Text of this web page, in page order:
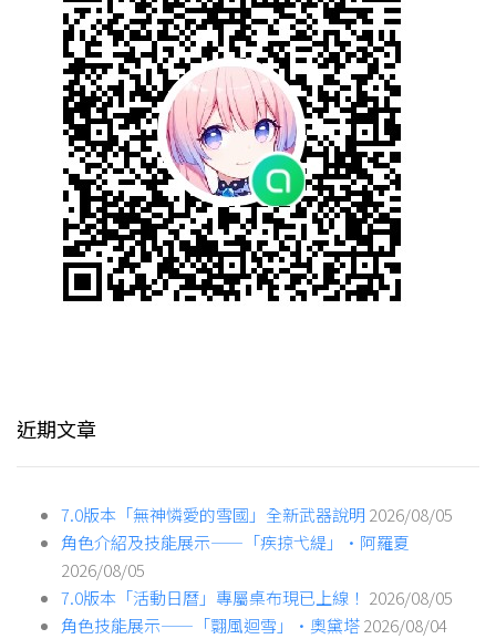
近期文章
7.0版本「無神憐愛的雪國」全新武器說明 2026/08/05
角色介紹及技能展示——「疾掠弋緹」·阿羅夏
2026/08/05
7.0版本「活動日曆」專屬桌布現已上線！ 2026/08/05
角色技能展示——「翾風迴雪」·奧黛塔2026/08/04